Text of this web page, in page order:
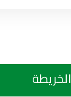
الخريطة